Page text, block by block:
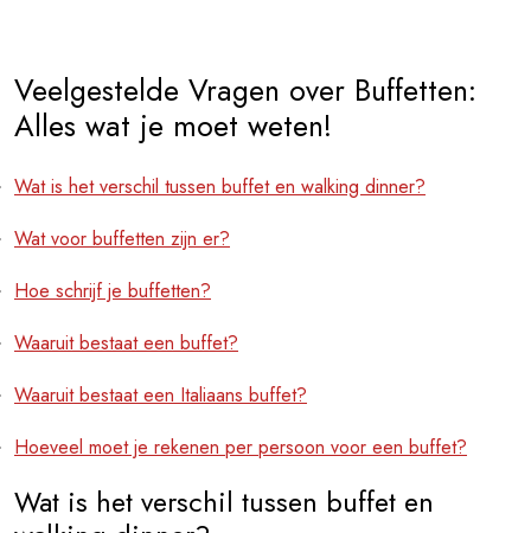
Veelgestelde Vragen over Buffetten:
Alles wat je moet weten!
Wat is het verschil tussen buffet en walking dinner?
Wat voor buffetten zijn er?
Hoe schrijf je buffetten?
Waaruit bestaat een buffet?
Waaruit bestaat een Italiaans buffet?
Hoeveel moet je rekenen per persoon voor een buffet?
Wat is het verschil tussen buffet en